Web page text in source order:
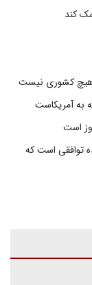
کند
هیچ کشوری نیست
به آمریکاست
است
توافقی است که